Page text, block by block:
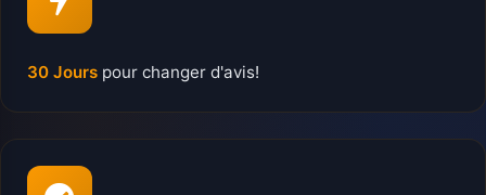
30 Jours pour changer d'avis!